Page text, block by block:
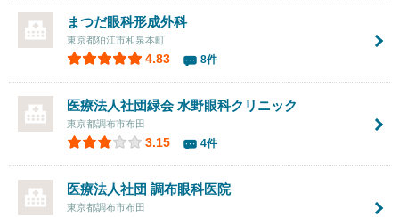
まつだ眼科形成外科
東京都狛江市和泉本町
4.83 8件
医療法人社団緑会水野眼科クリニック
東京都調布市布田
3.15 4件
医療法人社団 調布眼科医院
東京都調布市布田